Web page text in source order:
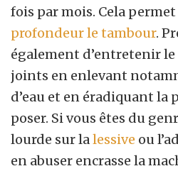
fois par mois. Cela permet
profondeur le tambour.
également d’entretenir
joints en enlevant
d’eau et en éradiquant la
poser. Si vous êtes du
lourde sur lalessive ou
en abuser encrasse la